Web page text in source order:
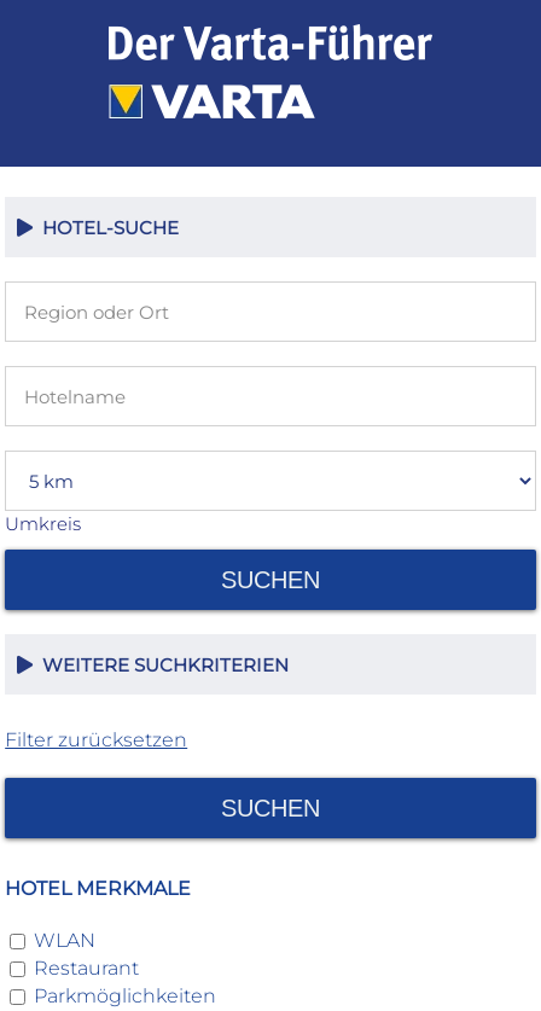
HOTEL-SUCHE
Umkreis
SUCHEN
WEITERE SUCHKRITERIEN
Filter zurücksetzen
SUCHEN
HOTEL MERKMALE
WLAN
Restaurant
Parkmöglichkeiten